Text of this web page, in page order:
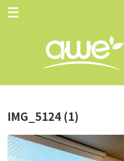
IMG_5124 (1)